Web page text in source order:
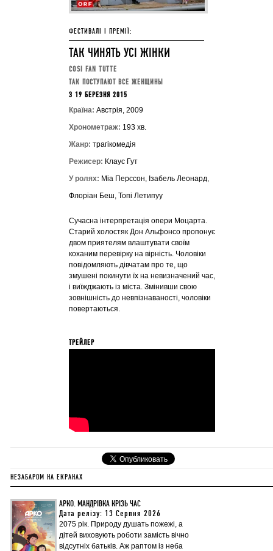
ФЕСТИВАЛІ І ПРЕМІЇ:
ТАК ЧИНЯТЬ УСІ ЖІНКИ
COSI FAN TUTTE
ТАК ПОСТУПАЮТ ВСЕ ЖЕНЩИНЫ
З 19 БЕРЕЗНЯ 2015
Країна: Австрія, 2009
Хронометраж: 193 хв.
Жанр: трагікомедія
Режисер: Клаус Гут
У ролях: Міа Перссон, Ізабель Леонард,
Флоріан Беш, Топі Летипуу
Сучасна інтерпретація опери Моцарта.
Старий холостяк Дон Альфонсо пропонує
двом приятелям влаштувати своїм
коханим перевірку на вірність. Чоловіки
повідомляють дівчатам про те, що
змушені покинути їх на невизначений час,
і виїжджають із міста. Змінивши свою
зовнішність до невпізнаваності, чоловіки
повертаються.
ТРЕЙЛЕР
НЕЗАБАРОМ НА ЕКРАНАХ
АРКО. МАНДРІВКА КРІЗЬ ЧАС
Дата релізу: 13 Серпня 2026
2075 рік. Природу душать пожежі, а
дітей виховують роботи замість вічно
відсутніх батьків. Аж раптом із неба